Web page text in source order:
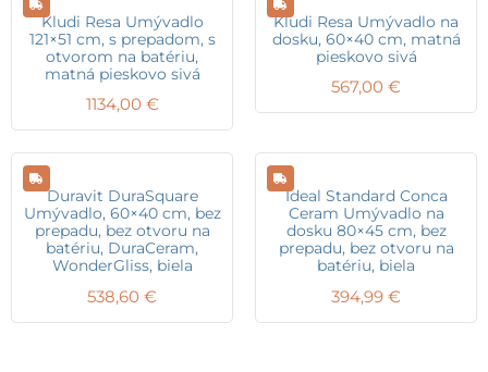
Kludi Resa Umývadlo
121×51 cm, s prepadom, s
otvorom na batériu,
matná pieskovo sivá
1134,00 €
Kludi Resa Umývadlo na
dosku, 60×40 cm, matná
pieskovo sivá
567,00 €
Duravit DuraSquare
Umývadlo, 60×40 cm, bez
prepadu, bez otvoru na
batériu, DuraCeram,
WonderGliss, biela
538,60 €
Ideal Standard Conca
Ceram Umývadlo na
dosku 80×45 cm, bez
prepadu, bez otvoru na
batériu, biela
394,99 €